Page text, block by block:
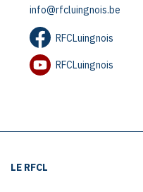
info@rfcluingnois.be
RFCLuingnois
RFCLuingnois
LE RFCL